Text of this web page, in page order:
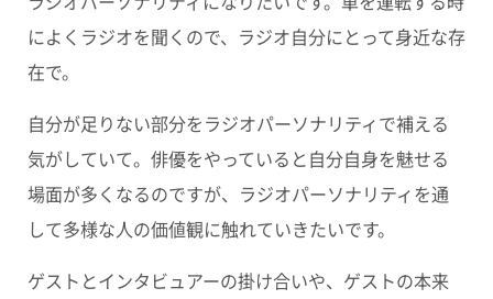
によくラジオを聞くので、ラジオ自分にとって身近な存
在で。
自分が足りない部分をラジオパーソナリティで補える
気がしていて。俳優をやっていると自分自身を魅せる
場面が多くなるのですが、ラジオパーソナリティを通
して多様な人の価値観に触れていきたいです。
ゲストとインタビュアーの掛け合いや、ゲストの本来